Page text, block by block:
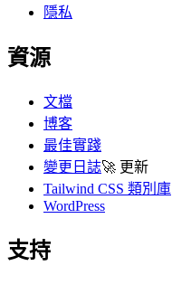
隱私
資源
文檔
博客
最佳實踐
變更日誌🚀 更新
Tailwind CSS 類別庫
WordPress
支持